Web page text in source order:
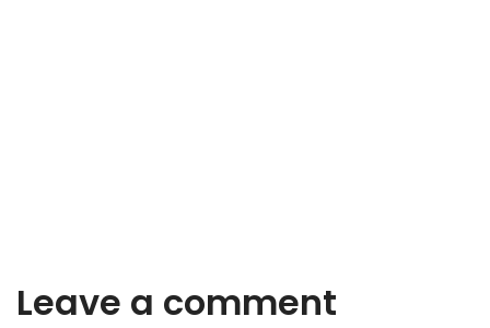
Leave a comment